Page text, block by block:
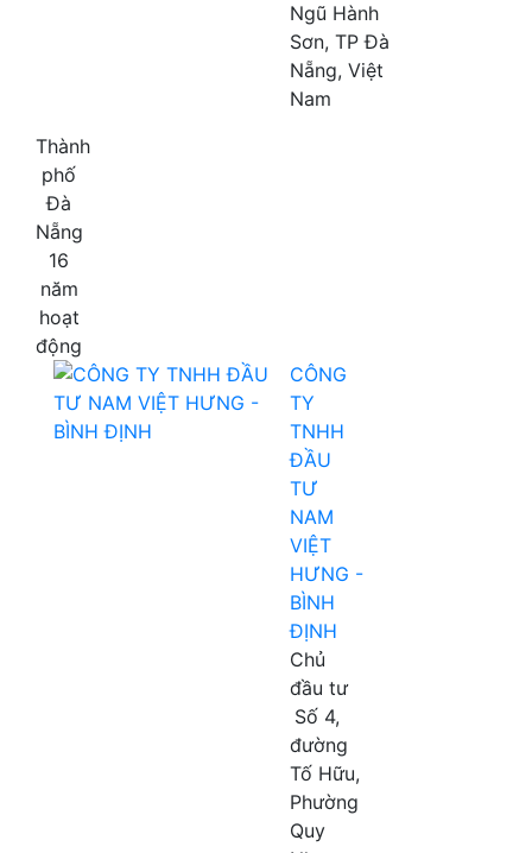
Ngũ Hành
Sơn, TP Đà
Nẵng, Việt
Nam
Thành
phố
Đà
Nẵng
16
năm
hoạt
động
CÔNG
TY
TNHH
ĐẦU
TƯ
NAM
VIỆT
HƯNG -
BÌNH
ĐỊNH
Chủ
đầu tư
Số 4,
đường
Tố Hữu,
Phường
Quy